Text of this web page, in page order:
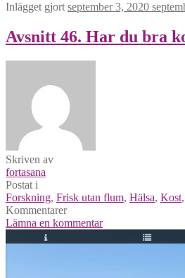
Inlägget gjort september 3, 2020
Avsnitt 46. Har du bra
Skriven av
fortasana
Postat i
Forskning, Frisk utan flum, Hälsa, Kost,
Kommentarer
Lämna en kommentar